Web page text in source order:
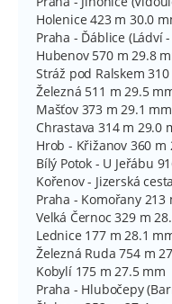
Holenice 423 m 30.0
Praha - Ďáblice (Ládví
Hubenov 570 m 29.8
Stráž pod Ralskem
Železná 511 m 29.5
Mašťov 373 m 29.1 mm
Chrastava 314 m 29.0
Hrob - Křižanov 360 m
Bílý Potok - U Jeřábu
Kořenov - Jizerská
Praha - Komořany 213
Velká Černoc 329 m
Lednice 177 m 28.1
Železná Ruda 754 m
Kobylí 175 m 27.5 mm
Praha - Hlubočepy